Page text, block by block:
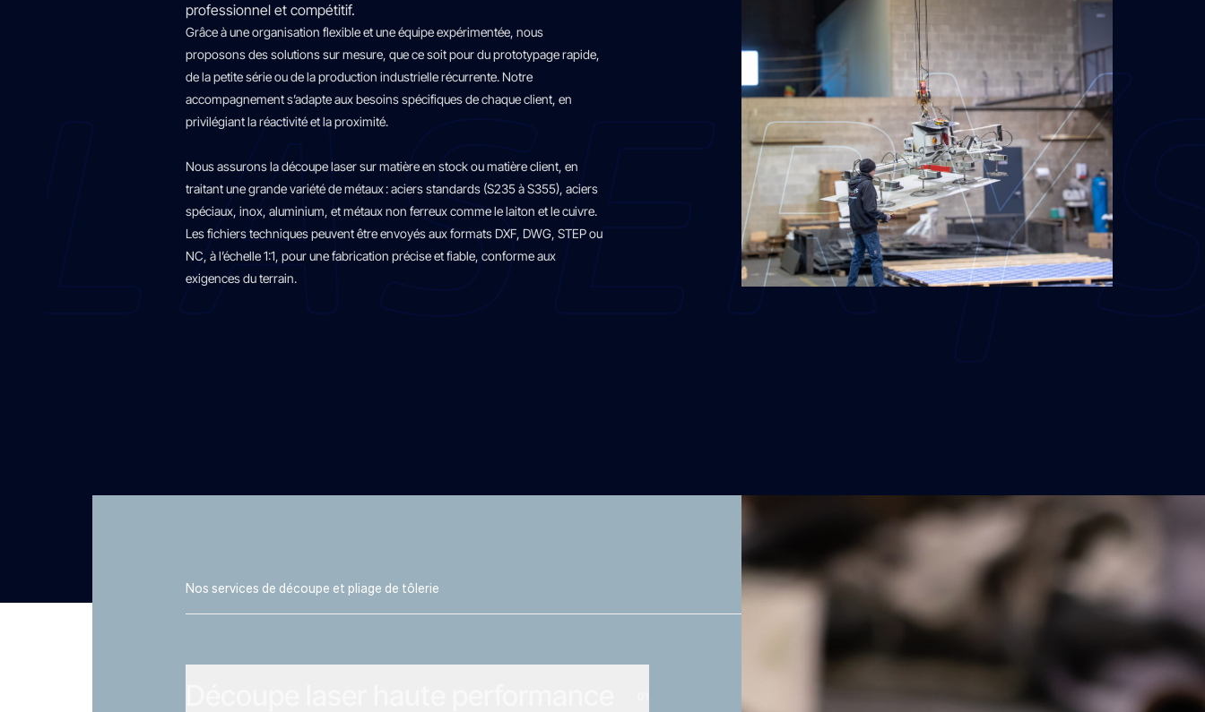
professionnel et compétitif.
Grâce à une organisation flexible et une équipe expérimentée, nous
proposons des solutions sur mesure, que ce soit pour du prototypage rapide,
de la petite série ou de la production industrielle récurrente. Notre
accompagnement s’adapte aux besoins spécifiques de chaque client, en
privilégiant la réactivité et la proximité.
Nous assurons la découpe laser sur matière en stock ou matière client, en
traitant une grande variété de métaux : aciers standards (S235 à S355), aciers
spéciaux, inox, aluminium, et métaux non ferreux comme le laiton et le cuivre.
Les fichiers techniques peuvent être envoyés aux formats DXF, DWG, STEP ou
NC, à l’échelle 1:1, pour une fabrication précise et fiable, conforme aux
exigences du terrain.
Nos services de découpe et pliage de tôlerie